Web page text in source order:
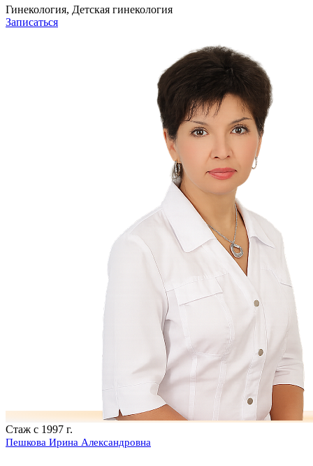
Гинекология, Детская гинекология
Записаться
Стаж с 1997 г.
Пешкова Ирина Александровна